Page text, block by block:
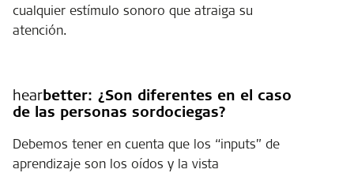
cualquier estímulo sonoro que atraiga su
atención.
hearbetter: ¿Son diferentes en el caso
de las personas sordociegas?
Debemos tener en cuenta que los “inputs” de
aprendizaje son los oídos y la vista